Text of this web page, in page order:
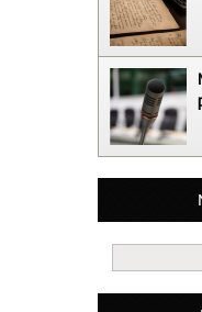
Matjaž iz
učinkoviti.
Martina iz